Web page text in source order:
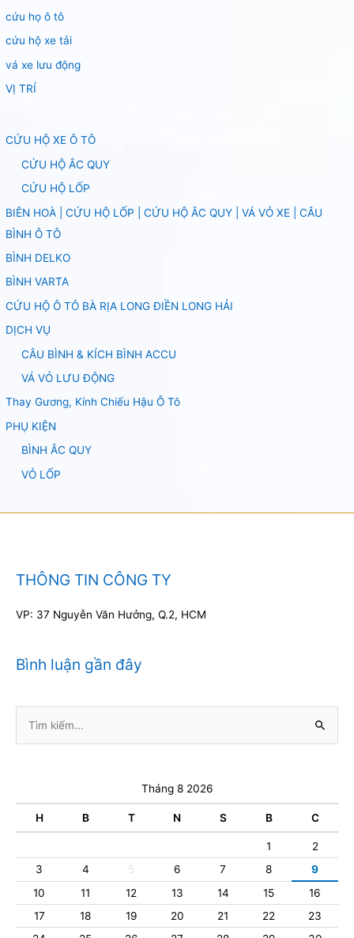
cứu họ ô tô
cứu hộ xe tải
vá xe lưu động
VỊ TRÍ
CỨU HỘ XE Ô TÔ
CỨU HỘ ẮC QUY
CỨU HỘ LỐP
BIÊN HOÀ | CỨU HỘ LỐP | CỨU HỘ ẮC QUY | VÁ VỎ XE | CÂU
BÌNH Ô TÔ
BÌNH DELKO
BÌNH VARTA
CỨU HỘ Ô TÔ BÀ RỊA LONG ĐIỀN LONG HẢI
DỊCH VỤ
CÂU BÌNH & KÍCH BÌNH ACCU
VÁ VỎ LƯU ĐỘNG
Thay Gương, Kính Chiếu Hậu Ô Tô
PHỤ KIỆN
BÌNH ẮC QUY
VỎ LỐP
THÔNG TIN CÔNG TY
VP: 37 Nguyễn Văn Hưởng, Q.2, HCM
Bình luận gần đây
kiếm:
Tháng 8 2026
H B T N S B C
1
2
3
4 5 6 7 8
9
10
11 12 13 14 15
16
17
18 19 20 21 22
23